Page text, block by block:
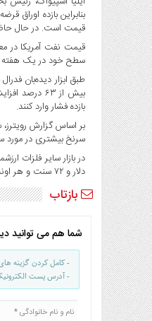
دیجیتال
کشاورزی
و
صنایع
غذایی
سیاسی
و
بین
الملل
نگاه
روز
گوناگون
بنابراین بازده
قیمت است. در حال
سطح خود در یک هفته
بیش از ۶۳
بازده فشار وارد کنند.
سرنخ بیشتری در مورد
دلار و ۷۲ سنت و هر اونس پالادیوم با ۰.۳ درصد کاهش، به ۱۲۷۲ دلار و ۷۵ سنت رسید.
بازتاب
شما هم می توانید
- کامل کردن گزینه
- آدرس پست